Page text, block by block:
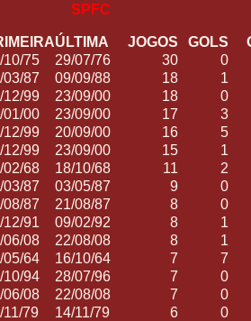
SPFC
ÚLTIMA JOGOS GOLS
10/75 29/07/76 30
0
03/87 09/09/88 18
1
12/99 23/09/00 18
0
01/00 23/09/00 17
3
12/99 20/09/00 16
5
12/99 23/09/00 15
1
02/68 18/10/68 11
2
03/87 03/05/87 9
0
08/87 21/08/87 8
0
12/91 09/02/92 8
1
06/08 22/08/08 8
1
05/64 16/10/64 7
7
10/94 28/07/96 7
0
06/08 22/08/08 7
0
11/79 14/11/79 6
0